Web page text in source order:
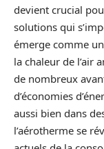
devient crucial
solutions qui
émerge comme
la chaleur de l’air
de nombreux
d’économies
aussi bien dans
l’aérotherme se